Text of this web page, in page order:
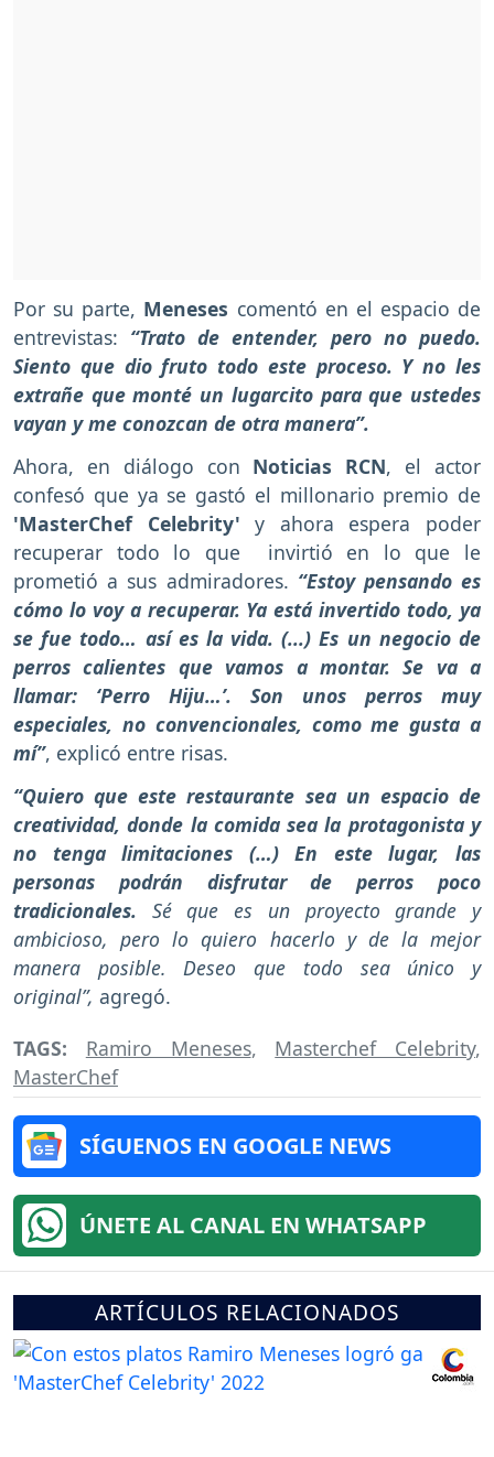
Por su parte, Meneses comentó en el espacio de
entrevistas: “Trato de entender, pero no puedo.
Siento que dio fruto todo este proceso. Y no les
extrañe que monté un lugarcito para que ustedes
vayan y me conozcan de otra manera”.
Ahora, en diálogo con Noticias RCN, el actor
confesó que ya se gastó el millonario premio de
'MasterChef Celebrity'y ahora espera poder
recuperar todo lo que invirtió en lo que le
prometió a sus admiradores. “Estoy pensando es
cómo lo voy a recuperar. Ya está invertido todo, ya
se fue todo… así es la vida. (...) Es un negocio de
perros calientes que vamos a montar. Se va a
llamar: ‘Perro Hiju…’. Son unos perros muy
especiales, no convencionales, como me gusta a
mí”, explicó entre risas.
“Quiero que este restaurante sea un espacio de
creatividad, donde la comida sea la protagonista y
no tenga limitaciones (…) En este lugar, las
personas podrán disfrutar de perros poco
tradicionales. Sé que es un proyecto grande y
ambicioso, pero lo quiero hacerlo y de la mejor
manera posible. Deseo que todo sea único y
original”, agregó.
TAGS: Ramiro Meneses, Masterchef Celebrity,
MasterChef
SÍGUENOS EN GOOGLE NEWS
ÚNETE AL CANAL EN WHATSAPP
ARTÍCULOS RELACIONADOS